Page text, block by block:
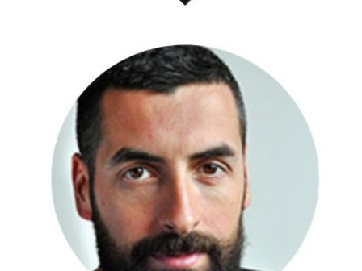
Linda Melotti
Grafica e Web Designer